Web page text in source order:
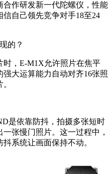
合作研发新一代陀螺仪，性能
自己领先竞争对手18至24
的？
，E-M1X允许照片在焦平
大运算能力自动对齐16张照
是依靠防抖，拍摄多张短时
张慢门照片。这一过程中，
系统让画面保持不动。